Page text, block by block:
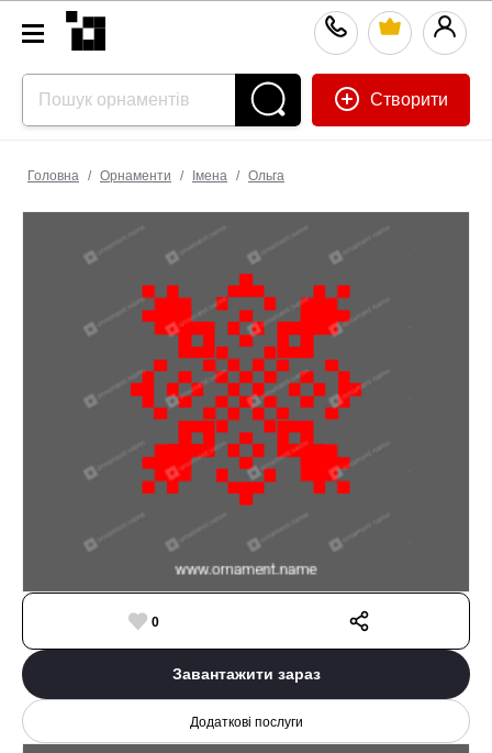
Створити
Головна / Орнаменти / Імена / Ольга
0
Завантажити зараз
Додаткові послуги